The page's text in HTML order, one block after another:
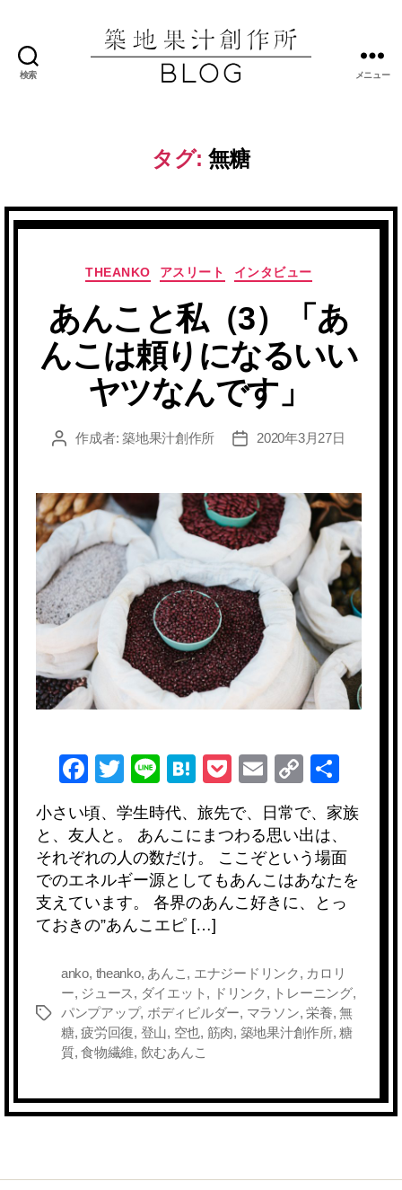
検索
汁
創
所
ブ
グ
メニュー
タグ: 無糖
カ
ゴ
リ
ー
THEANKO アスリート インタビュー
あんこと私（3）「あ
んこは頼りになるいい
ヤツなんです」
投
作成者:築地果汁創作所
投
2020年3月27日
F
a
c
e
b
o
o
k
T
wi
tt
er
Li
n
e
H
at
e
n
a
P
o
ck
et
E
m
ail
C
p
y
Li
n
有
小さい頃、学生時代、旅先で、日常で、家族
と、友人と。 あんこにまつわる思い出は、
それぞれの人の数だけ。 ここぞという場面
でのエネルギー源としてもあんこはあなたを
支えています。 各界のあんこ好きに、とっ
ておきの”あんこエピ […]
タ
anko, theanko, あんこ, エナジードリンク , カロリ
ー, ジュース, ダイエット , ドリンク , トレーニング,
パンプアップ, ボディビルダー, マラソン,栄養,無
糖,疲労回復, 登山, 空也, 筋肉, 築地果汁創作所,糖
質,食物繊維, 飲むあんこ